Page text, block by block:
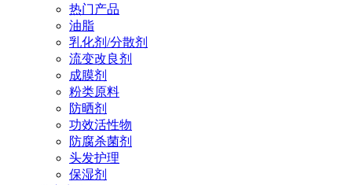
热门产品
油脂
乳化剂/分散剂
流变改良剂
成膜剂
粉类原料
防晒剂
功效活性物
防腐杀菌剂
头发护理
保湿剂